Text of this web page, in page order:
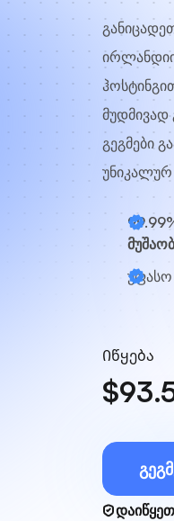
მუდმივად
გეგმები
უნიკალურ
უფასო
Იწყება